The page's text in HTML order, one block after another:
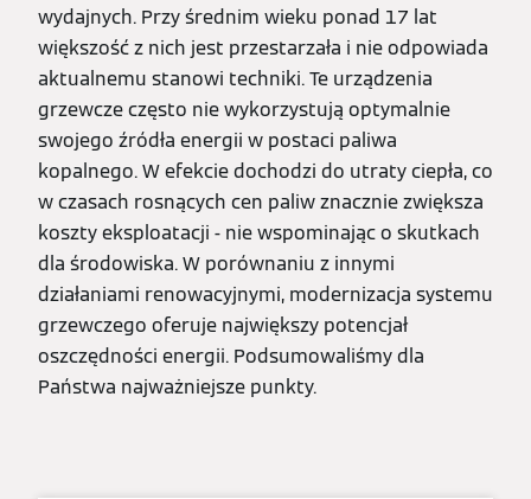
wydajnych. Przy średnim wieku ponad 17 lat
większość z nich jest przestarzała i nie odpowiada
aktualnemu stanowi techniki. Te urządzenia
grzewcze często nie wykorzystują optymalnie
swojego źródła energii w postaci paliwa
kopalnego. W efekcie dochodzi do utraty ciepła, co
w czasach rosnących cen paliw znacznie zwiększa
koszty eksploatacji - nie wspominając o skutkach
dla środowiska. W porównaniu z innymi
działaniami renowacyjnymi, modernizacja systemu
grzewczego oferuje największy potencjał
oszczędności energii. Podsumowaliśmy dla
Państwa najważniejsze punkty.